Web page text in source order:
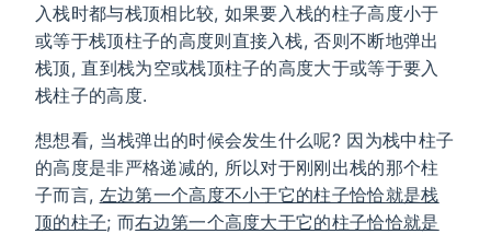
入栈时都与栈顶相比较, 如果要入栈的柱子高度小于
或等于栈顶柱子的高度则直接入栈, 否则不断地弹出
栈顶, 直到栈为空或栈顶柱子的高度大于或等于要入
栈柱子的高度.
想想看, 当栈弹出的时候会发生什么呢? 因为栈中柱子
的高度是非严格递减的, 所以对于刚刚出栈的那个柱
子而言, 左边第一个高度不小于它的柱子恰恰就是栈
顶的柱子; 而右边第一个高度大于它的柱子恰恰就是